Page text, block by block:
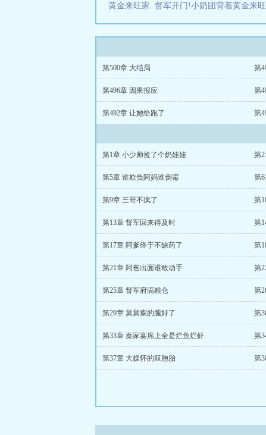
黄金来旺家 督军开门!小奶团背着黄金来
第500章 大结局 第
第496章 因果报应 第
第492章 让她给跑了 第
第1章 小少帅捡了个奶娃娃 第
第5章 谁欺负阿妈谁倒霉 第
第9章 三哥不疯了 第
第13章 督军回来得及时 第
第17章 阿爹终于不缺药了 第
第21章 阿爸出面谁敢动手 第
第25章 督军府满粮仓 第
第29章 舅舅瘸的腿好了 第
第33章 秦家宴席上全是烂鱼烂虾 第
第37章 大嫂怀的双胞胎 第